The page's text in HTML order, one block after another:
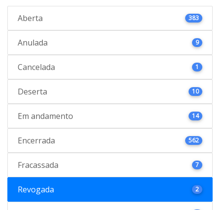
Aberta 383
Anulada 9
Cancelada 1
Deserta 10
Em andamento 14
Encerrada 562
Fracassada 7
Revogada 2